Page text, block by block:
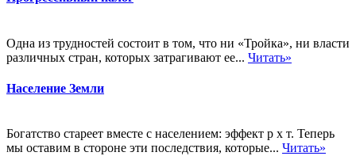
Одна из трудностей состоит в том, что ни «Тройка», ни власти
различных стран, которых затрагивают ее... Читать»
Население Земли
Богатство стареет вместе с населением: эффект р х т. Теперь
мы оставим в стороне эти последствия, которые... Читать»